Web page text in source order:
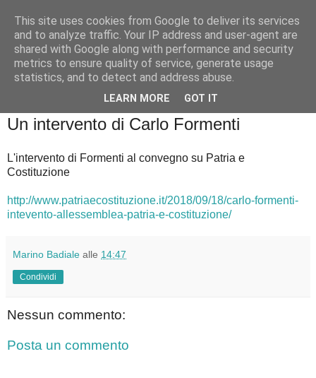
Badiale & Tringali
Un intervento di Carlo Formenti
L'intervento di Formenti al convegno su Patria e
Costituzione
http://www.patriaecostituzione.it/2018/09/18/carlo-formenti-
intevento-allessemblea-patria-e-costituzione/
Marino Badiale alle 14:47
Condividi
Nessun commento:
Posta un commento
This site uses cookies from Google to deliver its services
and to analyze traffic. Your IP address and user-agent are
shared with Google along with performance and security
metrics to ensure quality of service, generate usage
statistics, and to detect and address abuse.
LEARN MORE GOT IT